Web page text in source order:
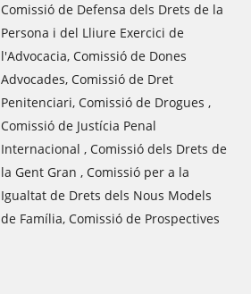
Comissió de Defensa dels Drets de la
Persona i del Lliure Exercici de
l'Advocacia, Comissió de Dones
Advocades, Comissió de Dret
Penitenciari, Comissió de Drogues ,
Comissió de Justícia Penal
Internacional , Comissió dels Drets de
la Gent Gran , Comissió per a la
Igualtat de Drets dels Nous Models
de Família, Comissió de Prospectives